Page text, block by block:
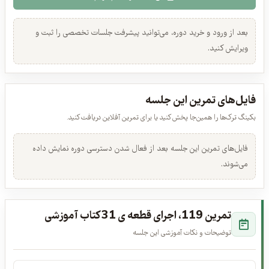
این جلسه را تمام کردم
بعد از ورود و خرید دوره، می‌توانید پیشرفت جلسات تخصصی را ثبت و
ویرایش کنید.
فایل‌های تمرین این جلسه
بکینگ ترک‌ها را همین‌جا پخش کنید یا برای تمرین آفلاین دریافت کنید.
می‌شوند.
تمرین 119، اجرای قطعه ی 31 کتاب آموزشی
عرفان قوی قلب، امیرعلی رحمانی، ایمان شبخیز · 00:05:10
ورود لازم است
۵. تنفس و ذهن آگاهی جلسه ی 1، تنفس دیافراگمی
ذاکر حسینوند · 00:04:39
رایگان
۷. گرم کردن و حرکات اصلاحی جلسه ی 1
ذاکر حسینوند · 00:07:21
نیازمند خرید